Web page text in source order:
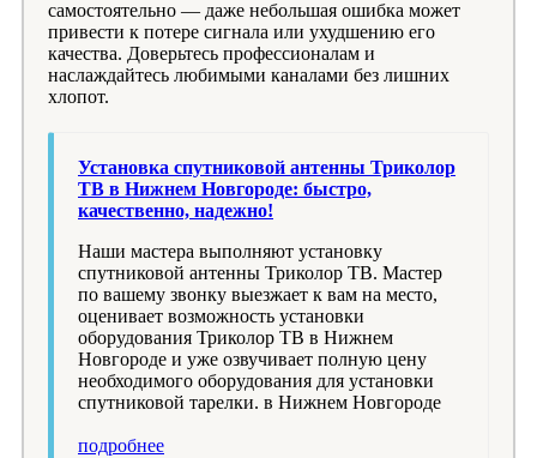
самостоятельно — даже небольшая ошибка может
привести к потере сигнала или ухудшению его
качества. Доверьтесь профессионалам и
наслаждайтесь любимыми каналами без лишних
хлопот.
Установка спутниковой антенны Триколор
ТВ в Нижнем Новгороде: быстро,
качественно, надежно!
Наши мастера выполняют установку
спутниковой антенны Триколор ТВ. Мастер
по вашему звонку выезжает к вам на место,
оценивает возможность установки
оборудования Триколор ТВ в Нижнем
Новгороде и уже озвучивает полную цену
необходимого оборудования для установки
спутниковой тарелки. в Нижнем Новгороде
подробнее